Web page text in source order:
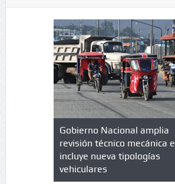
de
Gobierno Nacional amplia
revisión técnico mecánica e
incluye nueva tipologías
vehiculares